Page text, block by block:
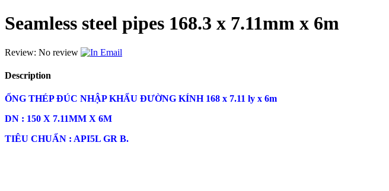
Seamless steel pipes 168.3 x 7.11mm x 6m
Review: No review Email
Description
ỐNG THÉP ĐÚC NHẬP KHẨU ĐƯỜNG KÍNH 168 x 7.11 ly x 6m
DN : 150 X 7.11MM X 6M
TIÊU CHUẨN : API5L GR B.